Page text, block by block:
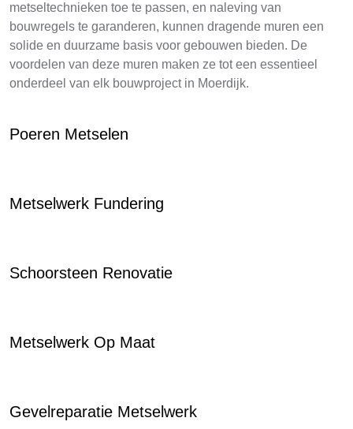
metseltechnieken toe te passen, en naleving van
bouwregels te garanderen, kunnen dragende muren een
solide en duurzame basis voor gebouwen bieden. De
voordelen van deze muren maken ze tot een essentieel
onderdeel van elk bouwproject in Moerdijk.
Poeren Metselen
Metselwerk Fundering
Schoorsteen Renovatie
Metselwerk Op Maat
Gevelreparatie Metselwerk